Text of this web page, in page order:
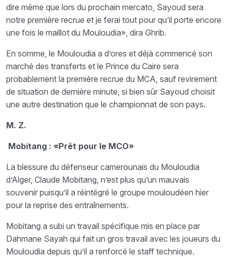
dire même que lors du prochain mercato, Sayoud sera
notre première recrue et je ferai tout pour qu’il porte encore
une fois le maillot du Mouloudia», dira Ghrib.
En somme, le Mouloudia a d’ores et déjà commencé son
marché des transferts et le Prince du Caire sera
probablement la première recrue du MCA, sauf revirement
de situation de dernière minute, si bien sûr Sayoud choisit
une autre destination que le championnat de son pays.
M. Z.
Mobitang : «Prêt pour le MCO»
La blessure du défenseur camerounais du Mouloudia
d’Alger, Claude Mobitang, n’est plus qu’un mauvais
souvenir puisqu’il a réintégré le groupe mouloudéen hier
pour la reprise des entraînements.
Mobitang a subi un travail spécifique mis en place par
Dahmane Sayah qui fait un gros travail avec les joueurs du
Mouloudia depuis qu’il a renforcé le staff technique.